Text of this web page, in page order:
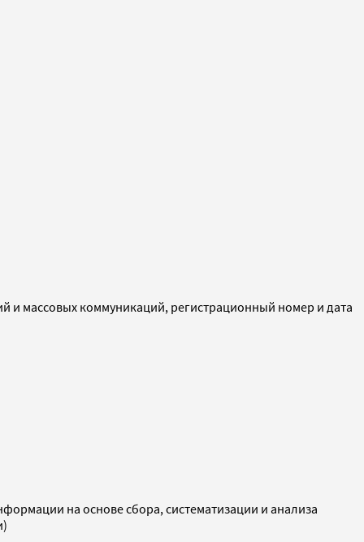
и массовых коммуникаций, регистрационный номер и дата
на основе сбора, систематизации и анализа